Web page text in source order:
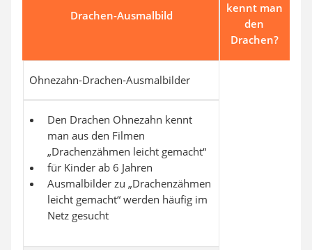
Drachen-Ausmalbild
kennt man
den
Drachen?
Ohnezahn-Drachen-Ausmalbilder
Den Drachen Ohnezahn kennt
man aus den Filmen
„Drachenzähmen leicht gemacht“
für Kinder ab 6 Jahren
Ausmalbilder zu „Drachenzähmen
leicht gemacht“ werden häufig im
Netz gesucht